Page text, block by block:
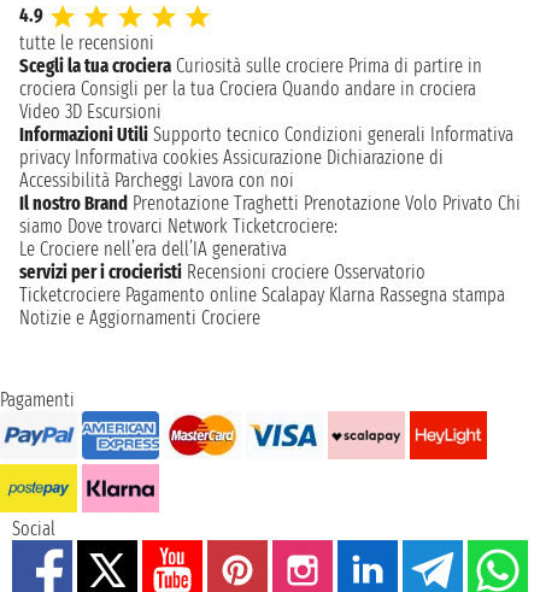
4.9
tutte le recensioni
Scegli la tua crociera Curiosità sulle crociere Prima di partire in
crociera Consigli per la tua Crociera Quando andare in crociera
Video 3D Escursioni
Informazioni Utili Supporto tecnico Condizioni generali Informativa
privacy Informativa cookies Assicurazione Dichiarazione di
Accessibilità Parcheggi Lavora con noi
Il nostro Brand Prenotazione Traghetti Prenotazione Volo Privato Chi
siamo Dove trovarci Network Ticketcrociere:
Le Crociere nell’era dell’IA generativa
servizi per i crocieristi Recensioni crociere Osservatorio
Ticketcrociere Pagamento online Scalapay Klarna Rassegna stampa
Notizie e Aggiornamenti Crociere
Pagamenti
Social